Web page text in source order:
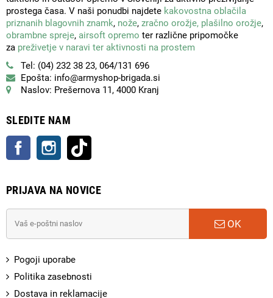
prostega časa. V naši ponudbi najdete kakovostna oblačila
priznanih blagovnih znamk, nože, zračno orožje, plašilno orožje,
obrambne spreje, airsoft opremo ter različne pripomočke
za preživetje v naravi ter aktivnosti na prostem
Tel: (04) 232 38 23, 064/131 696
Epošta: info@armyshop-brigada.si
Naslov: Prešernova 11, 4000 Kranj
SLEDITE NAM
FacebookInstagram
PRIJAVA NA NOVICE
OK
Pogoji uporabe
Politika zasebnosti
Dostava in reklamacije